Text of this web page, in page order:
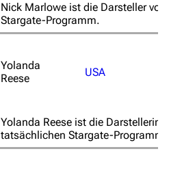
Nick Marlowe ist die Darsteller von
Stargate-Programm.
Yolanda
Reese
USA
Yolanda Reese ist die Darstellerin
tatsächlichen Stargate-Programm.